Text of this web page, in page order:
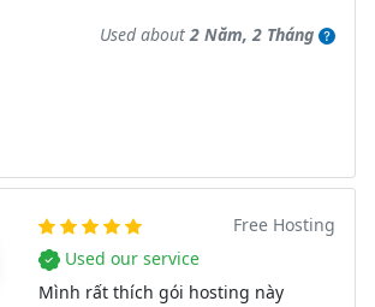
Used about 2 Năm, 2 Tháng
Free Hosting
Used our service
Mình rất thích gói hosting này